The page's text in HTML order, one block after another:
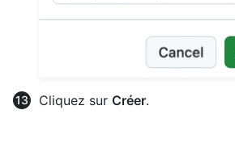
Cliquez sur Créer.